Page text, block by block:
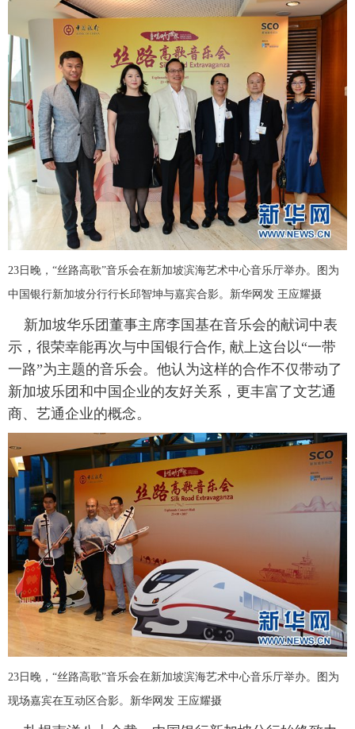
23日晚，“丝路高歌”音乐会在新加坡滨海艺术中心音乐厅举办。图为
中国银行新加坡分行行长邱智坤与嘉宾合影。新华网发 王应耀摄
新加坡华乐团董事主席李国基在音乐会的献词中表
示，很荣幸能再次与中国银行合作, 献上这台以“一带
一路”为主题的音乐会。他认为这样的合作不仅带动了
新加坡乐团和中国企业的友好关系，更丰富了文艺通
商、艺通企业的概念。
23日晚，“丝路高歌”音乐会在新加坡滨海艺术中心音乐厅举办。图为
现场嘉宾在互动区合影。新华网发 王应耀摄